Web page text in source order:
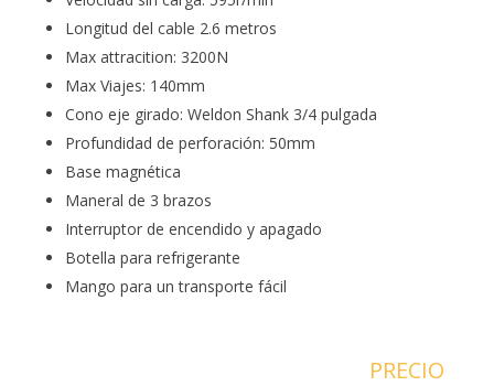
Longitud del cable 2.6 metros
Max attracition: 3200N
Max Viajes: 140mm
Cono eje girado: Weldon Shank 3/4 pulgada
Profundidad de perforación: 50mm
Base magnética
Maneral de 3 brazos
Interruptor de encendido y apagado
Botella para refrigerante
Mango para un transporte fácil
PRECIO